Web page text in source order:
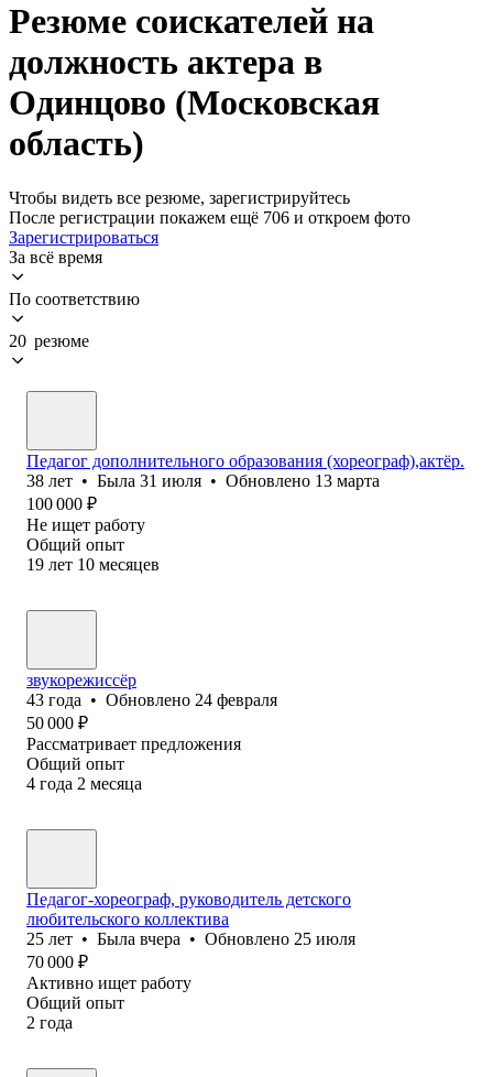
Резюме соискателей на
должность актера в
Одинцово (Московская
область)
Чтобы видеть все резюме, зарегистрируйтесь
После регистрации покажем ещё 706 и откроем фото
Зарегистрироваться
За всё время
По соответствию
20 резюме
Педагог дополнительного образования (хореограф),актёр.
38 лет • Была 31 июля • Обновлено 13 марта
100 000 ₽
Не ищет работу
Общий опыт
19 лет 10 месяцев
звукорежиссёр
43 года • Обновлено 24 февраля
50 000 ₽
Рассматривает предложения
Общий опыт
4 года 2 месяца
Педагог-хореограф, руководитель детского
любительского коллектива
25 лет • Была вчера • Обновлено 25 июля
70 000 ₽
Активно ищет работу
Общий опыт
2 года